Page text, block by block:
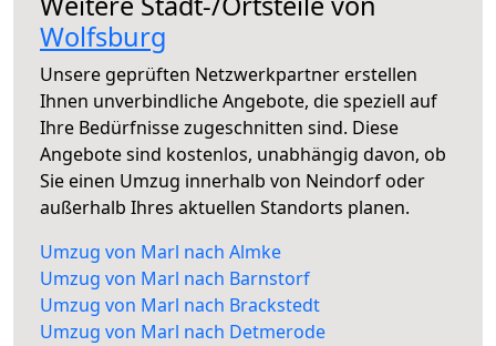
Wolfsburg
Unsere geprüften Netzwerkpartner erstellen
Ihnen unverbindliche Angebote, die speziell auf
Ihre Bedürfnisse zugeschnitten sind. Diese
Angebote sind kostenlos, unabhängig davon, ob
Sie einen Umzug innerhalb von Neindorf oder
außerhalb Ihres aktuellen Standorts planen.
Umzug von Marl nach Almke
Umzug von Marl nach Barnstorf
Umzug von Marl nach Brackstedt
Umzug von Marl nach Detmerode